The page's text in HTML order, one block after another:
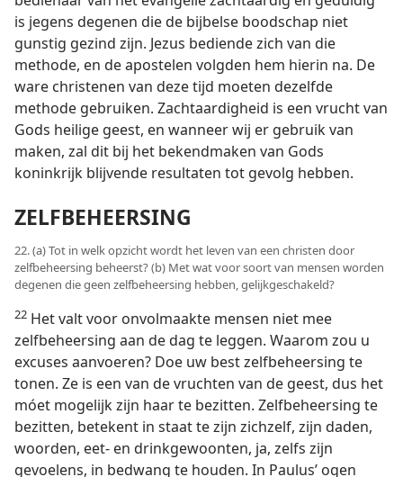
is jegens degenen die de bijbelse boodschap niet
gunstig gezind zijn. Jezus bediende zich van die
methode, en de apostelen volgden hem hierin na. De
ware christenen van deze tijd moeten dezelfde
methode gebruiken. Zachtaardigheid is een vrucht van
Gods heilige geest, en wanneer wij er gebruik van
maken, zal dit bij het bekendmaken van Gods
koninkrijk blijvende resultaten tot gevolg hebben.
ZELFBEHEERSING
22. (a) Tot in welk opzicht wordt het leven van een christen door
zelfbeheersing beheerst? (b) Met wat voor soort van mensen worden
degenen die geen zelfbeheersing hebben, gelijkgeschakeld?
22 Het valt voor onvolmaakte mensen niet mee
zelfbeheersing aan de dag te leggen. Waarom zou u
excuses aanvoeren? Doe uw best zelfbeheersing te
tonen. Ze is een van de vruchten van de geest, dus het
móet mogelijk zijn haar te bezitten. Zelfbeheersing te
bezitten, betekent in staat te zijn zichzelf, zijn daden,
woorden, eet- en drinkgewoonten, ja, zelfs zijn
gevoelens, in bedwang te houden. In Paulus’ ogen